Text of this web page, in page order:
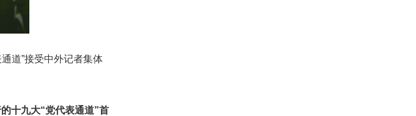
道”接受中外记者集体
十九大“党代表通道”首